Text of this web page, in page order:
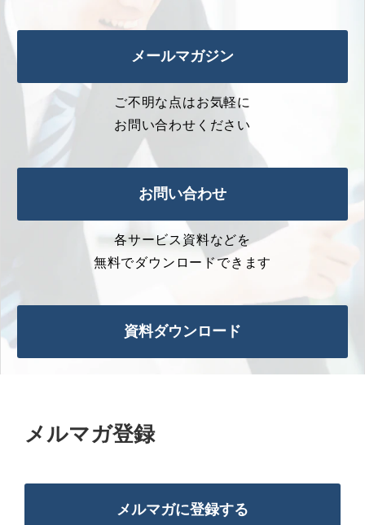
メールマガジン
ご不明な点はお気軽に
お問い合わせください
お問い合わせ
各サービス資料などを
無料でダウンロードできます
資料ダウンロード
メルマガ登録
メルマガに登録する